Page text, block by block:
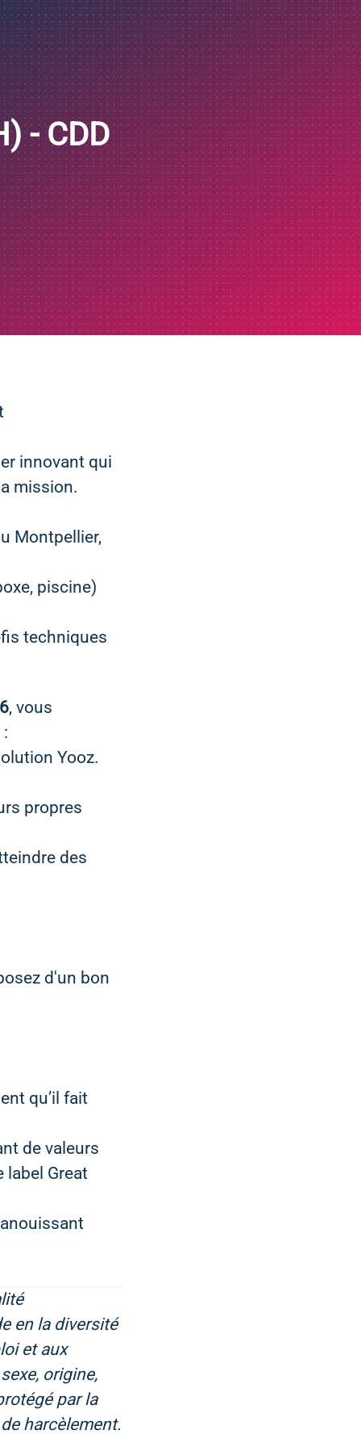
- CDD
innovant qui
mission.
Montpellier,
piscine)
techniques
, vous
Yooz.
propres
des
d'un bon
qu’il fait
de valeurs
label Great
en la diversité
et aux
origine,
par la
harcèlement.